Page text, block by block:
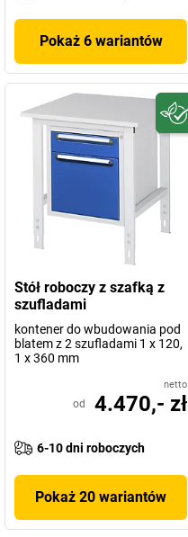
Pokaż 6 wariantów
Stół roboczy z szafką z
szufladami
kontener do wbudowania pod
blatem z 2 szufladami 1 x 120,
1 x 360 mm
netto
od 4.470,- zł
6-10 dni roboczych
Pokaż 20 wariantów